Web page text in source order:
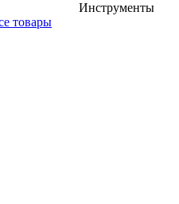
Инструменты
товары